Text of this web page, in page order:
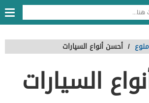
منوع / أحسن أنواع السيارات
السيارات